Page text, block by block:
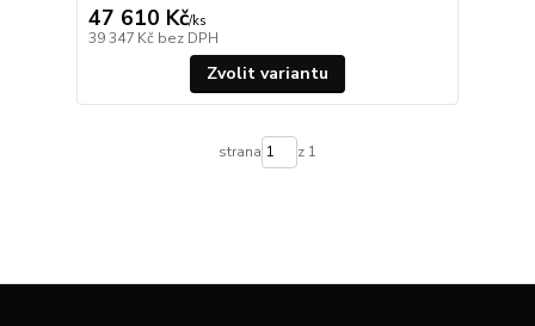
47 610 Kč/ks
39 347 Kč bez DPH
Zvolit variantu
strana z 1